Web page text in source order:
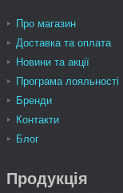
Про магазин
Доставка та оплата
Новини та акції
Програма лояльності
Бренди
Контакти
Блог
Продукція